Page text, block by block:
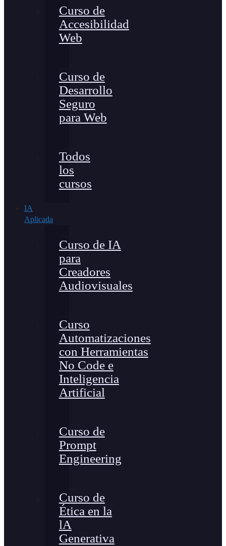
Curso de
Accesibilidad
Web
Curso de
Desarrollo
Seguro
para Web
Todos
los
cursos
IA
Aplicada
Curso de IA
para
Creadores
Audiovisuales
Curso
Automatizaciones
con Herramientas
No Code e
Inteligencia
Artificial
Curso de
Prompt
Engineering
Curso de
Ética en la
lA
Generativa